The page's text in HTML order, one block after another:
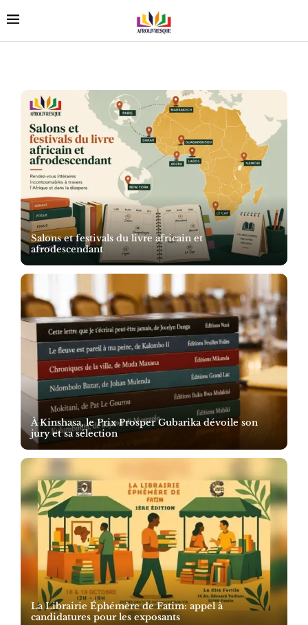
Salons et festivals du livre africain et
afrodescendant
À Kinshasa, le Prix Prosper Gubarika dévoile son
jury et sa sélection
La Librairie Éphémère de Fatim: appel à
candidatures pour les exposants